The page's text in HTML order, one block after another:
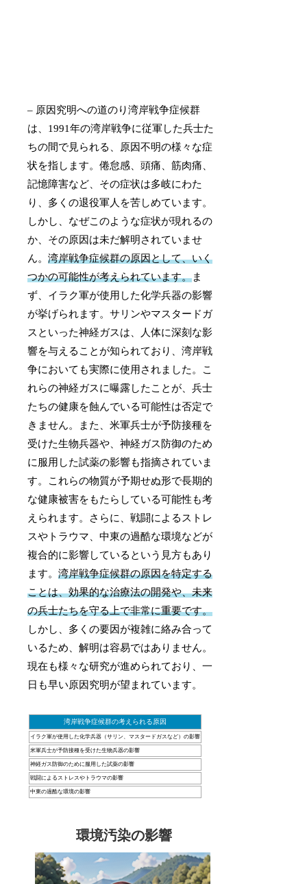
– 原因究明への道のり湾岸戦争症候群
は、1991年の湾岸戦争に従軍した兵士た
ちの間で見られる、原因不明の様々な症
状を指します。倦怠感、頭痛、筋肉痛、
記憶障害など、その症状は多岐にわた
り、多くの退役軍人を苦しめています。
しかし、なぜこのような症状が現れるの
か、その原因は未だ解明されていませ
ん。湾岸戦争症候群の原因として、いく
つかの可能性が考えられています。ま
ず、イラク軍が使用した化学兵器の影響
が挙げられます。サリンやマスタードガ
スといった神経ガスは、人体に深刻な影
響を与えることが知られており、湾岸戦
争においても実際に使用されました。こ
れらの神経ガスに曝露したことが、兵士
たちの健康を蝕んでいる可能性は否定で
きません。また、米軍兵士が予防接種を
受けた生物兵器や、神経ガス防御のため
に服用した試薬の影響も指摘されていま
す。これらの物質が予期せぬ形で長期的
な健康被害をもたらしている可能性も考
えられます。さらに、戦闘によるストレ
スやトラウマ、中東の過酷な環境などが
複合的に影響しているという見方もあり
ます。湾岸戦争症候群の原因を特定する
ことは、効果的な治療法の開発や、未来
の兵士たちを守る上で非常に重要です。
しかし、多くの要因が複雑に絡み合って
いるため、解明は容易ではありません。
現在も様々な研究が進められており、一
日も早い原因究明が望まれています。
湾岸戦争症候群の考えられる原因
イラク軍が使用した化学兵器（サリン、マスタードガスなど）の影響
米軍兵士が予防接種を受けた生物兵器の影響
神経ガス防御のために服用した試薬の影響
戦闘によるストレスやトラウマの影響
中東の過酷な環境の影響
環境汚染の影響